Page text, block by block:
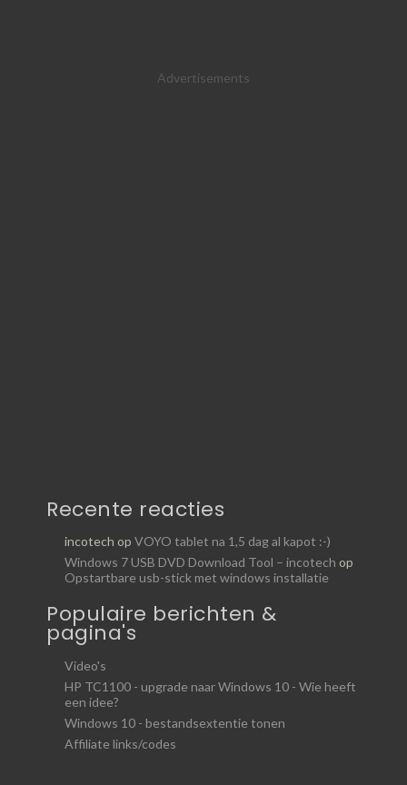
Advertisements
Recente reacties
incotech op VOYO tablet na 1,5 dag al kapot :-)
Windows 7 USB DVD Download Tool – incotech op
Opstartbare usb-stick met windows installatie
Populaire berichten &
pagina's
Video's
HP TC1100 - upgrade naar Windows 10 - Wie heeft
een idee?
Windows 10 - bestandsextentie tonen
Affiliate links/codes